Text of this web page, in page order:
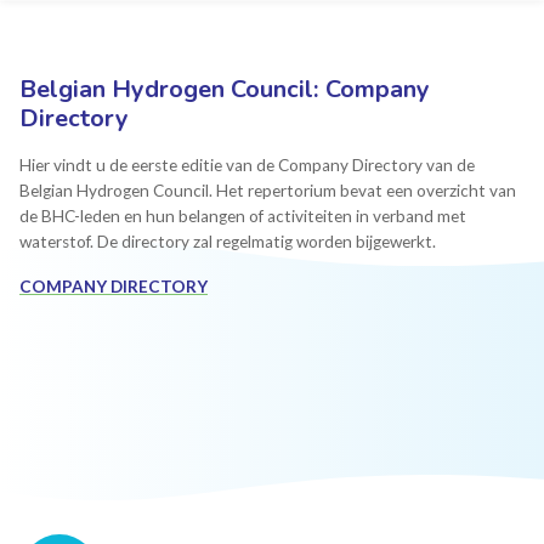
Belgian Hydrogen Council: Company
Directory
Hier vindt u de eerste editie van de Company Directory van de
Belgian Hydrogen Council. Het repertorium bevat een overzicht van
de BHC-leden en hun belangen of activiteiten in verband met
waterstof. De directory zal regelmatig worden bijgewerkt.
COMPANY DIRECTORY